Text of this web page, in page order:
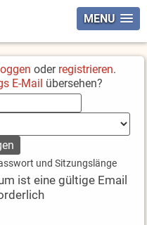
MENU
oder registrieren.
E-Mail übersehen?
und Sitzungslänge
ist eine gültige Email